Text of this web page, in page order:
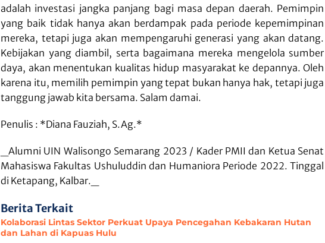
adalah investasi jangka panjang bagi masa depan daerah. Pemimpin
yang baik tidak hanya akan berdampak pada periode kepemimpinan
mereka, tetapi juga akan mempengaruhi generasi yang akan datang.
Kebijakan yang diambil, serta bagaimana mereka mengelola sumber
daya, akan menentukan kualitas hidup masyarakat ke depannya. Oleh
karena itu, memilih pemimpin yang tepat bukan hanya hak, tetapi juga
tanggung jawab kita bersama. Salam damai.
Penulis : *Diana Fauziah, S.Ag.*
_Alumni UIN Walisongo Semarang 2023 / Kader PMII dan Ketua Senat
Mahasiswa Fakultas Ushuluddin dan Humaniora Periode 2022. Tinggal
di Ketapang, Kalbar._
Berita Terkait
Kolaborasi Lintas Sektor Perkuat Upaya Pencegahan Kebakaran Hutan
dan Lahan di Kapuas Hulu